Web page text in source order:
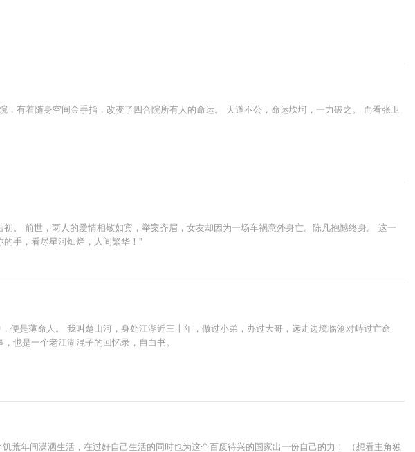
有着随身空间金手指，改变了四合院所有人的命运。 天道不公，命运坎坷，一力破之。 而看张卫
。 前世，两人的爱情相敬如宾，举案齐眉，女友却因为一场车祸意外身亡。陈凡抱憾终身。 这一
手，看尽星河灿烂，人间繁华！”
是薄命人。 我叫楚山河，身处江湖近三十年，做过小弟，办过大哥，远走边境临沧对峙过亡命
也是一个老江湖混子的回忆录，自白书。
年间潇洒生活，在过好自己生活的同时也为这个百废待兴的国家出一份自己的力！ （想看主角独